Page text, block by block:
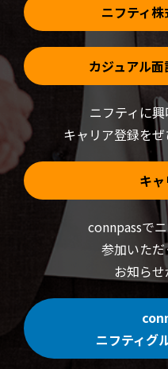
ニフティ
カジュアル面
ニフティに
キャリア登録を
キ
connpassで
参加いただ
お知らせ
ニフティグ